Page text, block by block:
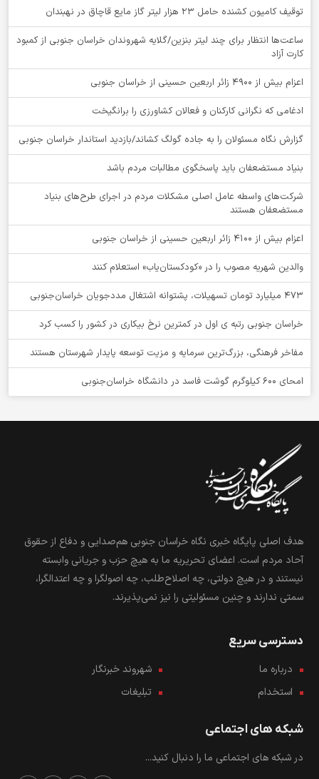
توقيف کامیون کشنده حامل 23 هزار لیتر گاز مایع قاچاق در نهبندان
ساعت‌ها انتظار برای چند لیتر بنزین/گلایه شهروندان خراسان جنوبی از کمبود
کارت آزاد
اعزام بیش از 4900 زائر اربعین حسینی از خراسان جنوبی
ادغامی که نگرانی کارکنان و فعالان کشاورزی را برانگیخت
گزارش نگاه مسئولان را به جاده گولگ کشاند/بازدید استاندار خراسان جنوبی
بنیاد مستضعفان باید پاسخگوی مطالبات مردم باشد
شرکت‌های واسطه عامل اصلی مشکلات مردم در اجرای طرح‌های بنیاد
مستضعفان هستند
اعزام بیش از 4100 زائر اربعین حسینی از خراسان جنوبی
والدین شهریه مصوب را در «کودکستان‌یاب» استعلام کنند
۴۷۳ میلیارد تومان تسهیلات، پشتوانه اشتغال مددجویان خراسان‌جنوبی
خراسان جنوبی رتبه ی اول در کمترین نرخ بیکاری در کشور را کسب کرد
مفاخر فرهنگی، بزرگ‌ترین سرمایه و مزیت توسعه پایدار شهرستان هستند
امحای ۶۰۰ کیلوگرم گوشت فاسد در دانشگاه خراسان‌جنوبی
هدف اصلی پایگاه خبری نگاه خراسان جنوبی هم‌صدایی و دفاع از حقوق
آحاد مردم است. اعضای تحریریه ما به هیچ حزب و جریانی وابسته
نیستند و در هیچ دولتی، چه اصلاح‌طلب، چه اصولگرا و چه اعتدالگرا،
سمتی ندارند و چنین مسئولیتی را نیز نمی‌پذیرند.
دسترسی سریع
درباره ما
شهروند خبرنگار
استخدام
تبلیغات
شبکه های اجتماعی
در شبکه های اجتماعی ما را دنبال کنید...